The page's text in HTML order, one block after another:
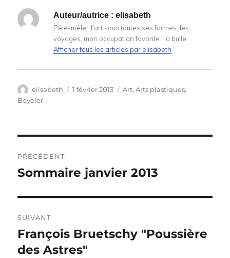
Auteur/autrice : elisabeth
Pêle-mêle : l'art sous toutes ses formes, les
voyages, mon occupation favorite : la bulle.
Afficher tous les articles par elisabeth
Auteur
elisabeth
Publié
1 février 2013 Catégories
Art,Arts plastiques,
Beyeler
de
PRÉCÉDENT
Publication
Sommaire janvier 2013
SUIVANT
Publication
suivante :
François Bruetschy "Poussière
des Astres"